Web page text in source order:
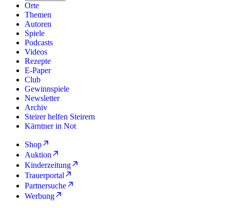
Orte
Themen
Autoren
Spiele
Podcasts
Videos
Rezepte
E-Paper
Club
Gewinnspiele
Newsletter
Archiv
Steirer helfen Steirern
Kärntner in Not
Shop
Auktion
Kinderzeitung
Trauerportal
Partnersuche
Werbung